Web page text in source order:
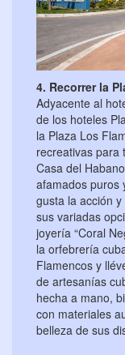
4. Recorrer la
Adyacente al
de los hoteles
la Plaza Los
recreativas para
Casa del
afamados puros
gusta la acción y
sus variadas
joyería “Coral
la orfebrería
Flamencos y
de artesanías
hecha a mano,
con materiales
belleza de sus